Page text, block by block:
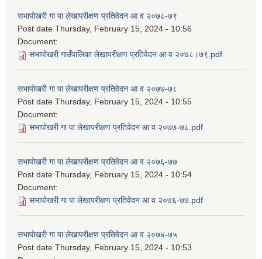
सभापोखरी गा पा लेखापरीक्षण प्रतिवेदन आ व २०७८-७९
Post date Thursday, February 15, 2024 - 10:56
Document:
सभापोखरी गाउँपालिका लेखापरीक्षण प्रतिवेदन आ व २०७८।७९.pdf
सभापोखरी गा पा लेखापरीक्षण प्रतिवेदन आ व २०७७-७८
Post date Thursday, February 15, 2024 - 10:55
Document:
सभापोखरी गा पा लेखापरीक्षण प्रतिवेदन आ व २०७७-७८.pdf
सभापोखरी गा पा लेखापरीक्षण प्रतिवेदन आ व २०७६-७७
Post date Thursday, February 15, 2024 - 10:54
Document:
सभापोखरी गा पा लेखापरीक्षण प्रतिवेदन आ व २०७६-७७.pdf
सभापोखरी गा पा लेखापरीक्षण प्रतिवेदन आ व २०७४-७५
Post date Thursday, February 15, 2024 - 10:53